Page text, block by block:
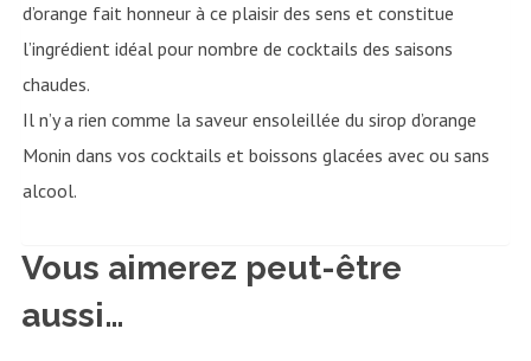
d’orange fait honneur à ce plaisir des sens et constitue
l’ingrédient idéal pour nombre de cocktails des saisons
chaudes.
Il n’y a rien comme la saveur ensoleillée du sirop d’orange
Monin dans vos cocktails et boissons glacées avec ou sans
alcool.
Vous aimerez peut-être
aussi…